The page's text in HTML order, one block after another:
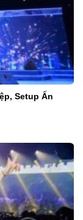
Setup Ấn